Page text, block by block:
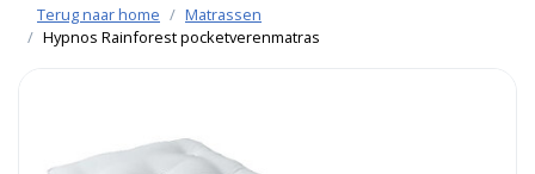
Terug naar home
Matrassen
Hypnos Rainforest pocketverenmatras